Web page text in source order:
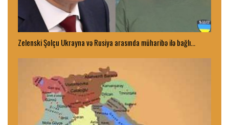
Zelenski Şolçu Ukrayna və Rusiya arasında müharibə ilə bağlı…